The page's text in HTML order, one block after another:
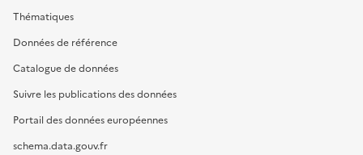
Thématiques
Données de référence
Catalogue de données
Suivre les publications des données
Portail des données européennes
schema.data.gouv.fr